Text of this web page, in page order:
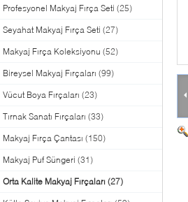
Profesyonel Makyaj Fırça Seti (25)
Seyahat Makyaj Fırça Seti (27)
Makyaj Fırça Koleksiyonu (52)
Bireysel Makyaj Fırçaları (99)
Vücut Boya Fırçaları (23)
Tırnak Sanatı Fırçaları (33)
Makyaj Fırça Çantası (150)
Makyaj Puf Süngeri (31)
Orta Kalite Makyaj Fırçaları (27)